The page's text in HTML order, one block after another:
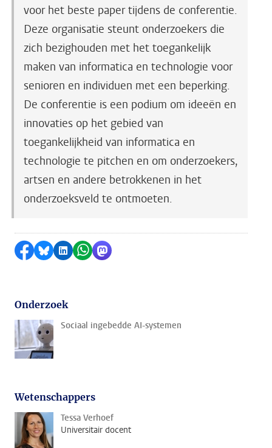
voor het beste paper tijdens de conferentie.
Deze organisatie steunt onderzoekers die
zich bezighouden met het toegankelijk
maken van informatica en technologie voor
senioren en individuen met een beperking.
De conferentie is een podium om ideeën en
innovaties op het gebied van
toegankelijkheid van informatica en
technologie te pitchen en om onderzoekers,
artsen en andere betrokkenen in het
onderzoeksveld te ontmoeten.
Delen op Facebook
Delen via Bluesky
Delen op LinkedIn
Delen via WhatsApp
Delen via Mastodon
Onderzoek
Sociaal ingebedde AI-systemen
Wetenschappers
Tessa Verhoef
Universitair docent